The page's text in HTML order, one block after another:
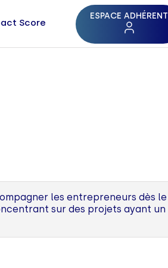
Score
ESPACE ADHÉRENT
les entrepreneurs dès le
sur des projets ayant un